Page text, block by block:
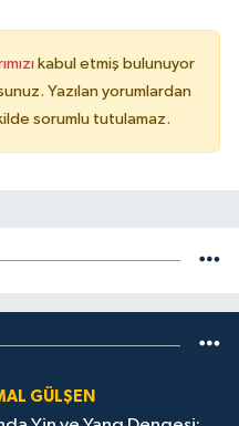
kabul etmiş bulunuyor
Yazılan yorumlardan
sorumlu tutulamaz.
GÜLŞEN